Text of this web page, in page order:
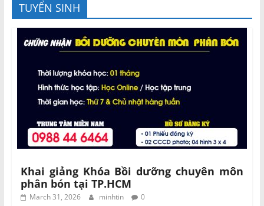
TUYỂN SINH
Khai giảng Khóa Bồi dưỡng chuyên môn
phân bón tại TP.HCM
March 31, 2026 minhtin 0